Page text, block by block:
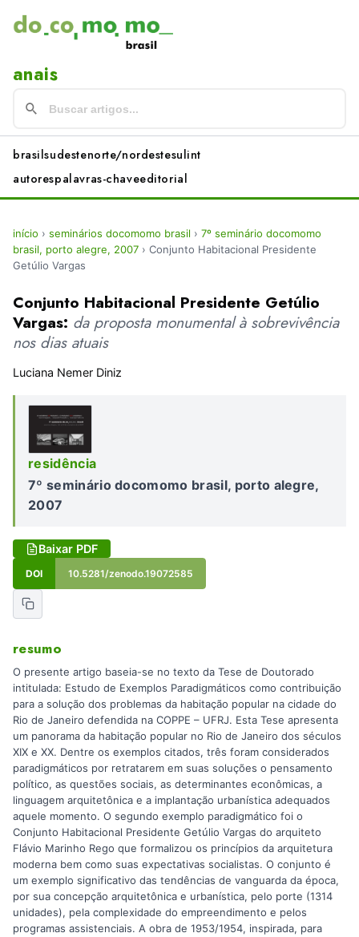
anais
brasilsudestenorte/nordestesulint
autorespalavras-chaveeditorial
início › seminários docomomo brasil › 7º seminário docomomo
brasil, porto alegre, 2007 › Conjunto Habitacional Presidente
Getúlio Vargas
Conjunto Habitacional Presidente Getúlio
Vargas: da proposta monumental à sobrevivência
nos dias atuais
Luciana Nemer Diniz
residência
7º seminário docomomo brasil, porto alegre,
2007
Baixar PDF
DOI 10.5281/zenodo.19072585
resumo
O presente artigo baseia-se no texto da Tese de Doutorado
intitulada: Estudo de Exemplos Paradigmáticos como contribuição
para a solução dos problemas da habitação popular na cidade do
Rio de Janeiro defendida na COPPE – UFRJ. Esta Tese apresenta
um panorama da habitação popular no Rio de Janeiro dos séculos
XIX e XX. Dentre os exemplos citados, três foram considerados
paradigmáticos por retratarem em suas soluções o pensamento
político, as questões sociais, as determinantes econômicas, a
linguagem arquitetônica e a implantação urbanística adequados
aquele momento. O segundo exemplo paradigmático foi o
Conjunto Habitacional Presidente Getúlio Vargas do arquiteto
Flávio Marinho Rego que formalizou os princípios da arquitetura
moderna bem como suas expectativas socialistas. O conjunto é
um exemplo significativo das tendências de vanguarda da época,
por sua concepção arquitetônica e urbanística, pelo porte (1314
unidades), pela complexidade do empreendimento e pelos
programas assistenciais. A obra de 1953/1954, inspirada, para